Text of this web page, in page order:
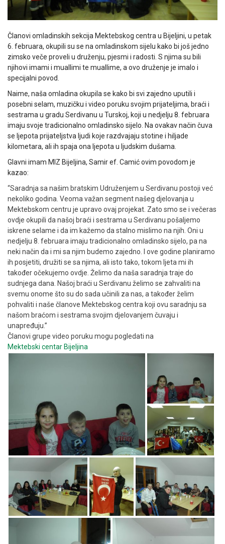
Članovi omladinskih sekcija Mektebskog centra u Bijeljini, u petak
6. februara, okupili su se na omladinskom sijelu kako bi još jedno
zimsko veče proveli u druženju, pjesmi i radosti. S njima su bili
njihovi imami i muallimi te muallime, a ovo druženje je imalo i
specijalni povod.
Naime, naša omladina okupila se kako bi svi zajedno uputili i
posebni selam, muzičku i video poruku svojim prijateljima, braći i
sestrama u gradu Serdivanu u Turskoj, koji u nedjelju 8. februara
imaju svoje tradicionalno omladinsko sijelo. Na ovakav način čuva
se ljepota prijateljstva ljudi koje razdvajaju stotine i hiljade
kilometara, ali ih spaja ona ljepota u ljudskim dušama.
Glavni imam MIZ Bijeljina, Samir ef. Camić ovim povodom je
kazao:
“Saradnja sa našim bratskim Udruženjem u Serdivanu postoji već
nekoliko godina. Veoma važan segment našeg djelovanja u
Mektebskom centru je upravo ovaj projekat. Zato smo se i večeras
ovdje okupili da našoj braći i sestrama u Serdivanu pošaljemo
iskrene selame i da im kažemo da stalno mislimo na njih. Oni u
nedjelju 8. februara imaju tradicionalno omladinsko sijelo, pa na
neki način da i mi sa njim budemo zajedno. I ove godine planiramo
ih posjetiti, družiti se sa njima, ali isto tako, tokom ljeta mi ih
također očekujemo ovdje. Želimo da naša saradnja traje do
sudnjega dana. Našoj braći u Serdivanu želimo se zahvaliti na
svemu onome što su do sada učinili za nas, a također želim
pohvaliti i naše članove Mektebskog centra koji ovu saradnju sa
našom braćom i sestrama svojim djelovanjem čuvaju i
unapređuju.”
Članovi grupe video poruku mogu pogledati na
Mektebski centar Bijeljina